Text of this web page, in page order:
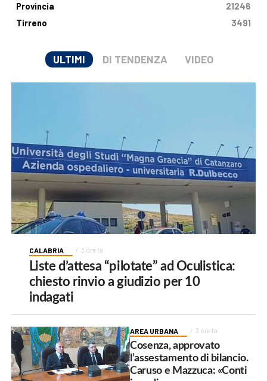
Provincia
21246
Tirreno
3491
ULTIMI DI TENDENZA VIDEO
CALABRIA 3 ore fa
Liste d’attesa “pilotate” ad Oculistica:
chiesto rinvio a giudizio per 10
indagati
AREA URBANA 3 ore fa
Cosenza, approvato
l’assestamento di bilancio.
Caruso e Mazzuca: «Conti